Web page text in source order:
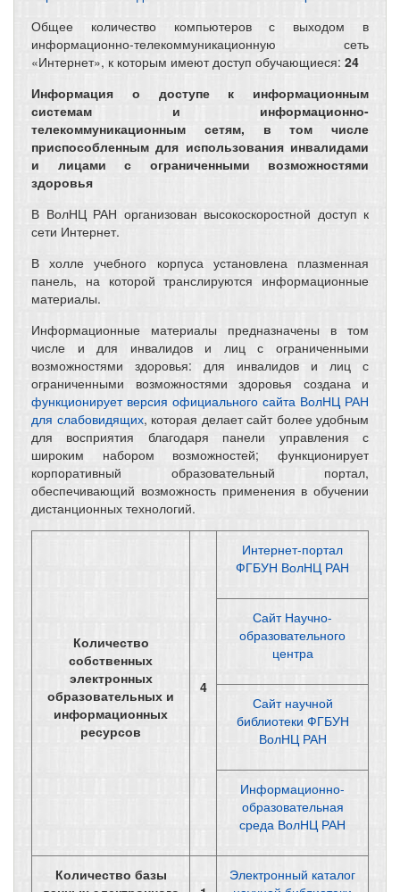
Общее количество компьютеров с выходом в
информационно-телекоммуникационную сеть
«Интернет», к которым имеют доступ обучающиеся: 24
Информация о доступе к информационным
системам и информационно-
телекоммуникационным сетям, в том числе
приспособленным для использования инвалидами
и лицами с ограниченными возможностями
здоровья
В ВолНЦ РАН организован высокоскоростной доступ к
сети Интернет.
В холле учебного корпуса установлена плазменная
панель, на которой транслируются информационные
материалы.
Информационные материалы предназначены в том
числе и для инвалидов и лиц с ограниченными
возможностями здоровья: для инвалидов и лиц с
ограниченными возможностями здоровья создана и
функционирует версия официального сайта ВолНЦ РАН
для слабовидящих, которая делает сайт более удобным
для восприятия благодаря панели управления с
широким набором возможностей; функционирует
корпоративный образовательный портал,
обеспечивающий возможность применения в обучении
дистанционных технологий.
Количество
собственных
электронных
образовательных и
информационных
ресурсов
4
Интернет-портал
ФГБУН ВолНЦ РАН
Сайт Научно-
образовательного
центра
Сайт научной
библиотеки ФГБУН
ВолНЦ РАН
Информационно-
образовательная
среда ВолНЦ РАН
Количество базы
Электронный каталог